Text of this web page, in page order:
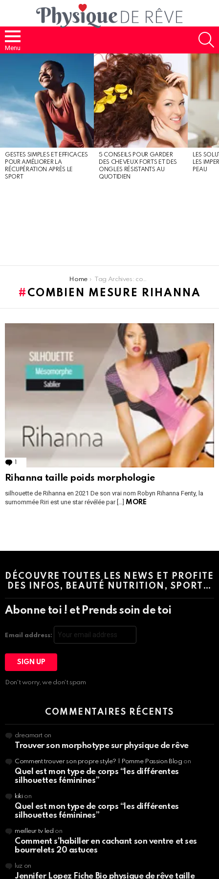
Menu
GESTES SIMPLES ET EFFICACES
POUR AMÉLIORER LA
RÉCUPÉRATION APRÈS LE
SPORT
5 CONSEILS POUR GARDER
DES CHEVEUX FORTS ET DES
ONGLES RÉSISTANTS AU
QUOTIDIEN
LES
LES
PEAU
Home Tag Archives: combien mesure rihanna
COMBIEN MESURE RIHANNA
1
Rihanna taille poids morphologie
silhouette de Rihanna en 2021 De son vrai nom Robyn Rihanna Fenty, la
surnommée Riri est une star révélée par […] MORE
DÉCOUVRE TOUTES LES NEWS ET PROFITE
DES INFOS, BEAUTÉ NUTRITION, SPORT…
Abonne toi ! et Prends soin de toi
Email address:
Don't worry, we don't spam
COMMENTAIRES RÉCENTS
dreamart on
Trouver son morphotype sur physique de rêve
Comment trouver son propre style? | Pomme Passion Blog on
Quel est mon type de corps “les différentes
silhouettes féminines”
kikion
Quel est mon type de corps “les différentes
silhouettes féminines”
meilleur tv led on
Comment s’habiller en cachant son ventre et ses
bourrelets 20 astuces
luzon
Jennifer Lopez Fiche Bio physique de rêve taille